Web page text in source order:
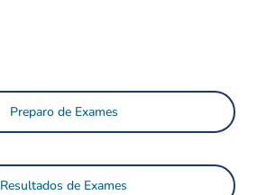
Preparo de Exames
Resultados de Exames